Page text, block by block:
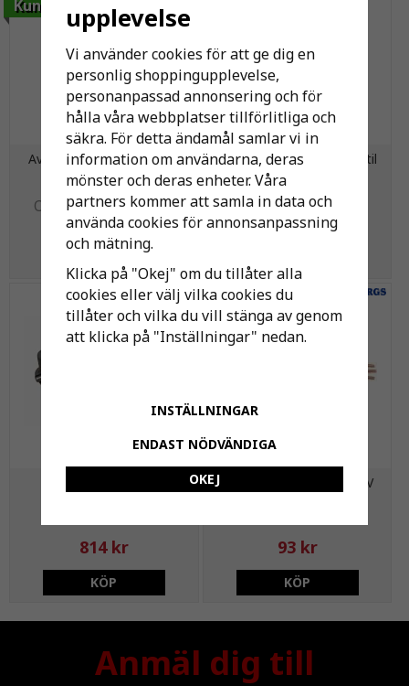
Avsyrningsmassa Original
Magnodol 1 25kg
Kundfavorit
939 kr 1 050 kr
Purus 50mm Vacuumventil
211 kr
814 kr
KÖP
EKKJ, 3x6/6 mm², 0,6/1kV
93 kr
KÖP
Anmäl dig till
upplevelse
Vi använder cookies för att ge dig en
personlig shoppingupplevelse,
personanpassad annonsering och för
hålla våra webbplatser tillförlitliga och
säkra. För detta ändamål samlar vi in
information om användarna, deras
mönster och deras enheter. Våra
partners kommer att samla in data och
använda cookies för annonsanpassning
och mätning.
Klicka på "Okej" om du tillåter alla
cookies eller välj vilka cookies du
tillåter och vilka du vill stänga av genom
att klicka på "Inställningar" nedan.
INSTÄLLNINGAR
ENDAST NÖDVÄNDIGA
OKEJ